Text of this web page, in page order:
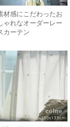
材感にこだわったお
ゃれなオーダーレー
カーテン